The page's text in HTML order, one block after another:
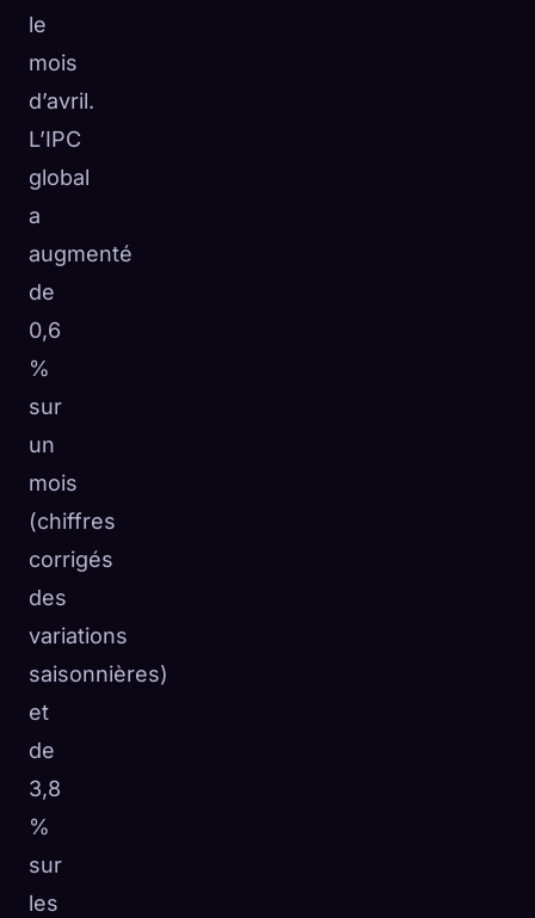
le
mois
d’avril.
L’IPC
global
a
augmenté
de
0,6
%
sur
un
mois
(chiffres
corrigés
des
variations
saisonnières)
et
de
3,8
%
sur
les